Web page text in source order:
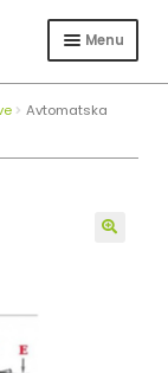
Menu
TRGOVINA
child
O NAS
ZAPOSLOVANJE
Avtomatska